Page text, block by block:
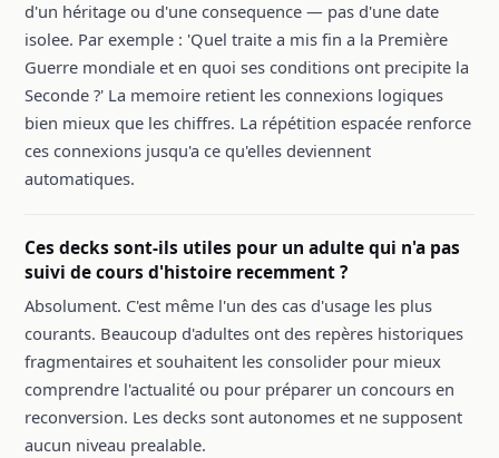
d'un héritage ou d'une consequence — pas d'une date
isolee. Par exemple : 'Quel traite a mis fin a la Première
Guerre mondiale et en quoi ses conditions ont precipite la
Seconde ?' La memoire retient les connexions logiques
bien mieux que les chiffres. La répétition espacée renforce
ces connexions jusqu'a ce qu'elles deviennent
automatiques.
Ces decks sont-ils utiles pour un adulte qui n'a pas
suivi de cours d'histoire recemment ?
Absolument. C'est même l'un des cas d'usage les plus
courants. Beaucoup d'adultes ont des repères historiques
fragmentaires et souhaitent les consolider pour mieux
comprendre l'actualité ou pour préparer un concours en
reconversion. Les decks sont autonomes et ne supposent
aucun niveau prealable.